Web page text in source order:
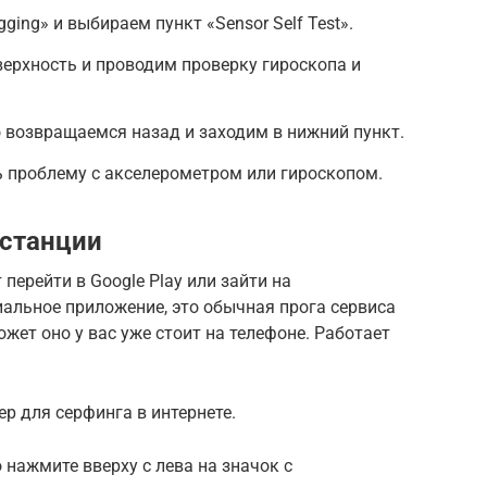
и выбираем пункт «Sensor Self Test».
и проводим проверку гироскопа и
назад и заходим в нижний пункт.
с акселерометром или гироскопом.
в Google Play или зайти на
приложение, это обычная прога сервиса
оно у вас уже стоит на телефоне. Работает
для серфинга в интернете.
вверху с лева на значок с